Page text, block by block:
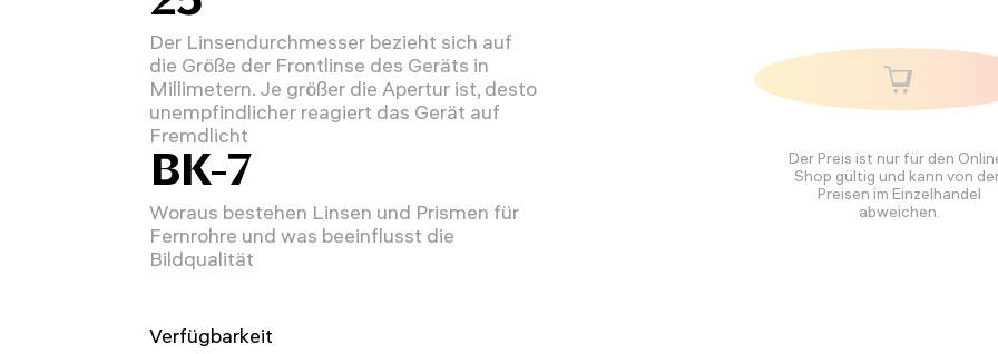
Der Preis ist nur für den
Shop gültig und kann von
Preisen im Einzelhandel
abweichen.
Der Linsendurchmesser bezieht sich auf
die Größe der Frontlinse des Geräts in
Millimetern. Je größer die Apertur ist, desto
unempfindlicher reagiert das Gerät auf
Fremdlicht
BK-7
Woraus bestehen Linsen und Prismen für
Fernrohre und was beeinflusst die
Bildqualität
Verfügbarkeit